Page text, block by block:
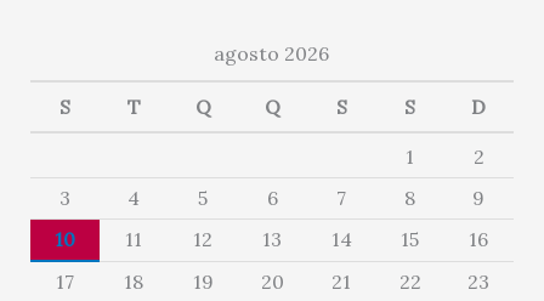
agosto 2026
S T Q Q S S D
1
2
3
4 5 6 7 8
9
10
11 12 13 14 15
16
17
18 19 20 21 22
23